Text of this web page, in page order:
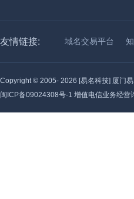
友情链接: 域名交易平台
Copyright © 2005- 2026 [易名科技] 厦门
闽ICP备09024308号-1 增值电信业务经